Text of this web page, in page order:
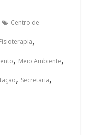
Centro de
,
, Meio Ambiente,
, Secretaria,